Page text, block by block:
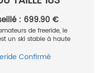
: 699.90 €
de freeride, le
un ski stable à haute
Confirmé